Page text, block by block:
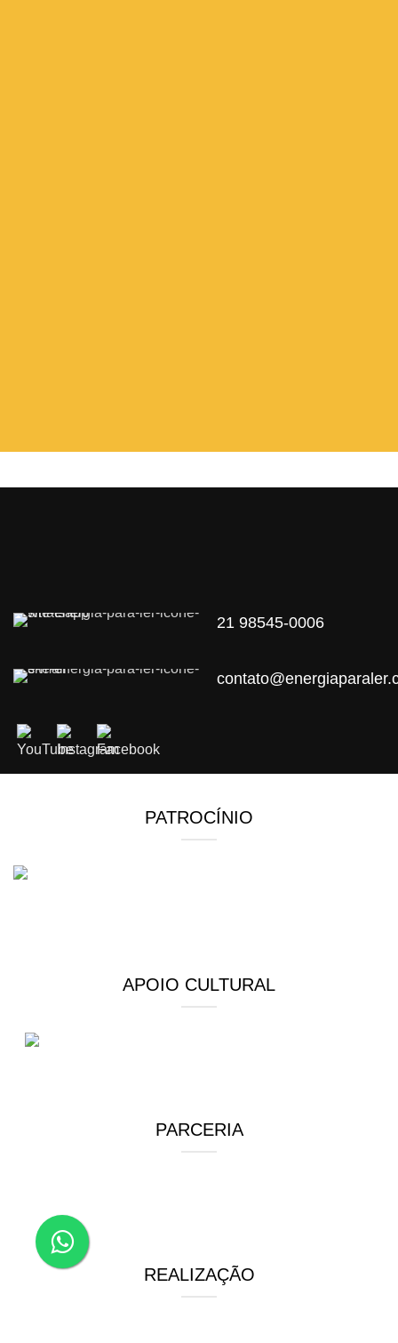
21 98545-0006
PATROCÍNIO
APOIO CULTURAL
PARCERIA
REALIZAÇÃO